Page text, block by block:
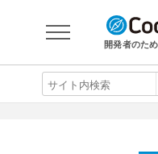
開発者のた